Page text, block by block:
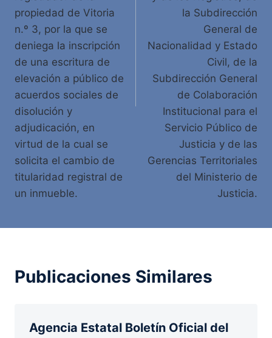
propiedad de Vitoria
n.º 3, por la que se
deniega la inscripción
de una escritura de
elevación a público de
acuerdos sociales de
disolución y
adjudicación, en
virtud de la cual se
solicita el cambio de
titularidad registral de
un inmueble.
la Subdirección
General de
Nacionalidad y Estado
Civil, de la
Subdirección General
de Colaboración
Institucional para el
Servicio Público de
Justicia y de las
Gerencias Territoriales
del Ministerio de
Justicia.
Publicaciones Similares
Agencia Estatal Boletín Oficial del